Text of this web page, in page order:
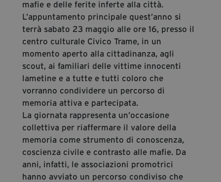
mafie e delle ferite inferte alla città.
L’appuntamento principale quest’anno si
terrà sabato 23 maggio alle ore 16, presso il
centro culturale Civico Trame, in un
momento aperto alla cittadinanza, agli
scout, ai familiari delle vittime innocenti
lametine e a tutte e tutti coloro che
vorranno condividere un percorso di
memoria attiva e partecipata.
La giornata rappresenta un’occasione
collettiva per riaffermare il valore della
memoria come strumento di conoscenza,
coscienza civile e contrasto alle mafie. Da
anni, infatti, le associazioni promotrici
hanno avviato un percorso condiviso che